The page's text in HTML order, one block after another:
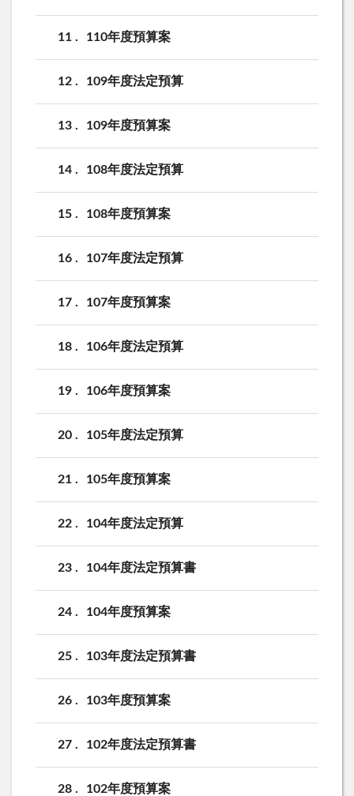
11 110年度預算案
12 109年度法定預算
13 109年度預算案
14 108年度法定預算
15 108年度預算案
16 107年度法定預算
17 107年度預算案
18 106年度法定預算
19 106年度預算案
20 105年度法定預算
21 105年度預算案
22 104年度法定預算
23 104年度法定預算書
24 104年度預算案
25 103年度法定預算書
26 103年度預算案
27 102年度法定預算書
28 102年度預算案